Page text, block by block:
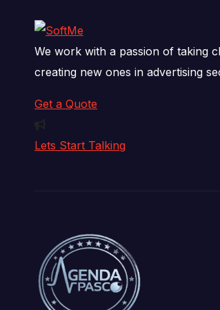
We work with a passion of taking
creating new ones in advertising
Get a Quote
Lets Start Talking